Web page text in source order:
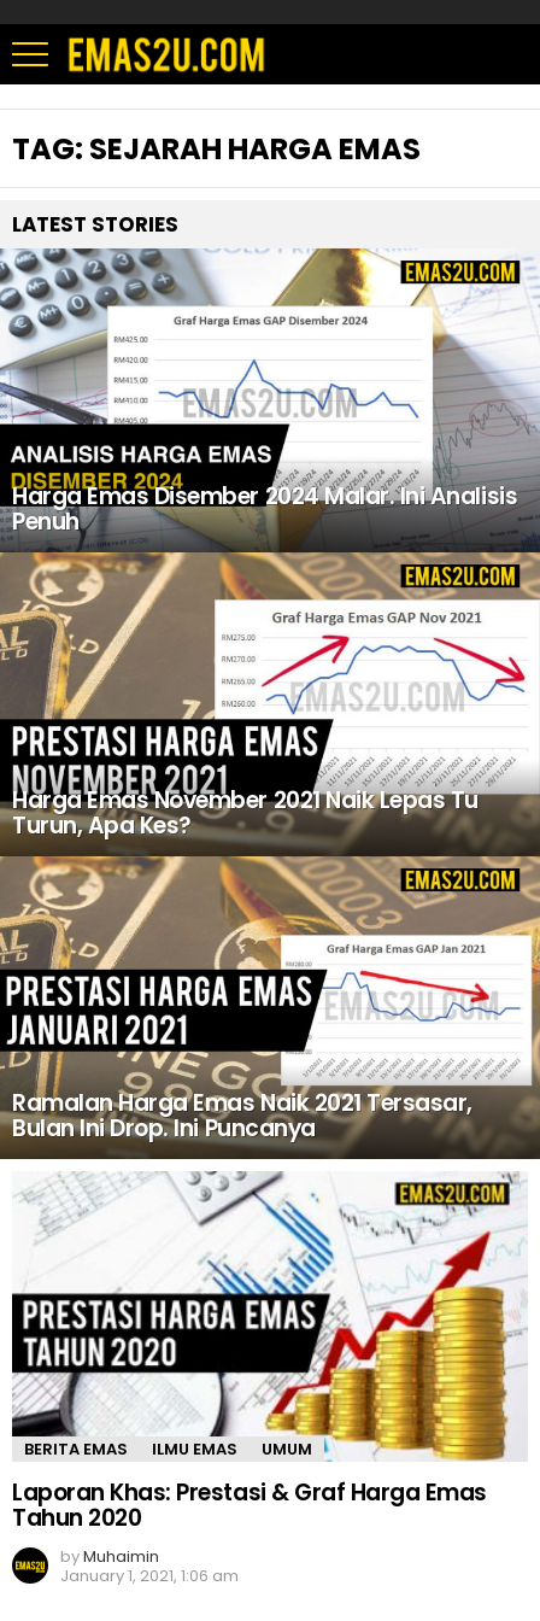
TAG: SEJARAH HARGA EMAS
LATEST STORIES
Harga Emas Disember 2024 Malar. Ini Analisis
Penuh
Harga Emas November 2021 Naik Lepas Tu
Turun, Apa Kes?
Ramalan Harga Emas Naik 2021 Tersasar,
Bulan Ini Drop. Ini Puncanya
MORE
STORIES
BERITA EMAS ILMU EMAS UMUM
Laporan Khas: Prestasi & Graf Harga Emas
Tahun 2020
byMuhaimin
January 1, 2021, 1:06 am